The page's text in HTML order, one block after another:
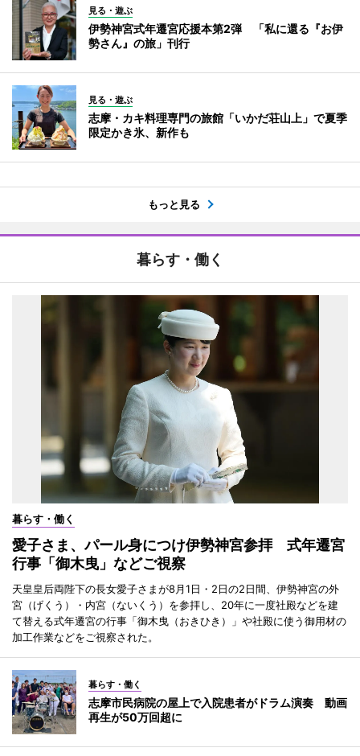
見る・遊ぶ
伊勢神宮式年遷宮応援本第2弾 「私に還る『お伊
勢さん』の旅」刊行
見る・遊ぶ
志摩・カキ料理専門の旅館「いかだ荘山上」で夏季
限定かき氷、新作も
もっと見る
暮らす・働く
暮らす・働く
愛子さま、パール身につけ伊勢神宮参拝 式年遷宮
行事「御木曳」などご視察
天皇皇后両陛下の長女愛子さまが8月1日・2日の2日間、伊勢神宮の外
宮（げくう）・内宮（ないくう）を参拝し、20年に一度社殿などを建
て替える式年遷宮の行事「御木曳（おきひき）」や社殿に使う御用材の
加工作業などをご視察された。
暮らす・働く
志摩市民病院の屋上で入院患者がドラム演奏 動画
再生が50万回超に